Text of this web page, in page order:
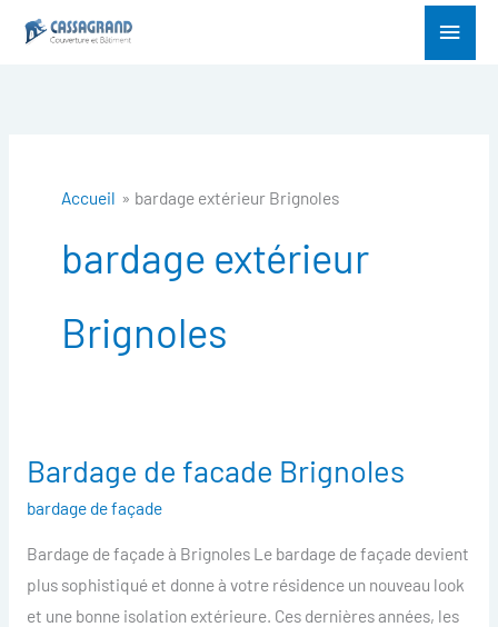
Menu
Accueil bardage extérieur Brignoles
bardage extérieur
Brignoles
Bardage de facade Brignoles
bardage de façade
Bardage de façade à Brignoles Le bardage de façade devient
plus sophistiqué et donne à votre résidence un nouveau look
et une bonne isolation extérieure. Ces dernières années, les
Bardage
Brignoles